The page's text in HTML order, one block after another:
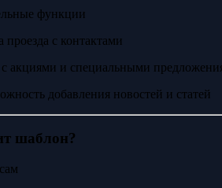
функции
проезда с контактами
с акциями и специальными
добавления новостей и статей
шаблон?